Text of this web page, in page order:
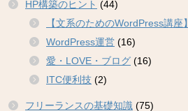
HP構築のヒント (44)
【文系のためのWordPress講座】
WordPress運営 (16)
愛・LOVE・ブログ (16)
ITC便利技 (2)
フリーランスの基礎知識 (75)